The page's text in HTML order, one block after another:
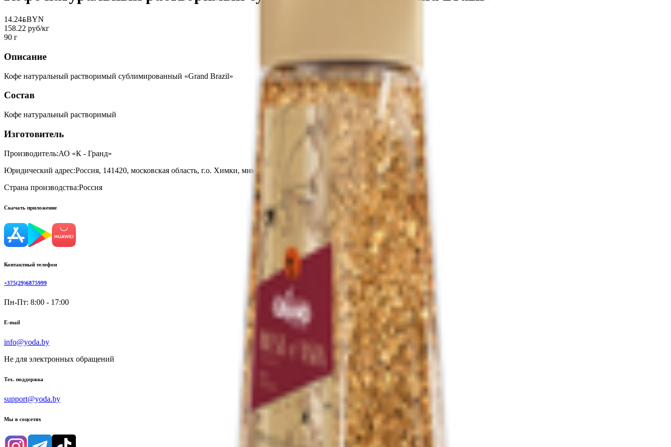
14.24BYNBYN
158.22 руб/кг
90 г
Описание
Кофе натуральный растворимый сублимированный «Grand Brazil»
Состав
Кофе натуральный растворимый
Изготовитель
Производитель:АО «К - Гранд»
Юридический адрес:Россия, 141420, московская область, г.о. Химки, микрорайон Сходня, ул. Железнодорожная, д.8.
Страна производства:Россия
Скачать приложение
Контактный телефон
+375(29)6875999
Пн-Пт: 8:00 - 17:00
E-mail
info@yoda.by
Не для электронных обращений
Тех. поддержка
support@yoda.by
Мы в соцсетях